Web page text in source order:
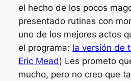
el hecho de los pocos
presentado rutinas con
uno de los mejores actos
el programa: la versión de
Eric Mead) Les prometo
mucho, pero no creo que